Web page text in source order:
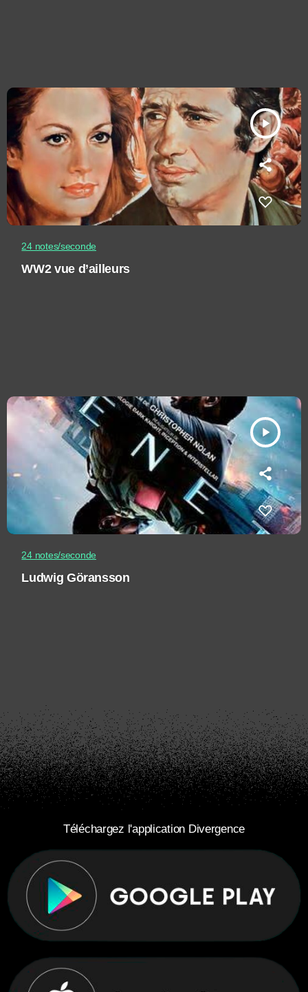
play_arrow
24 notes/seconde
WW2 vue d’ailleurs
play_arrow
24 notes/seconde
Ludwig Göransson
Téléchargez l'application Divergence